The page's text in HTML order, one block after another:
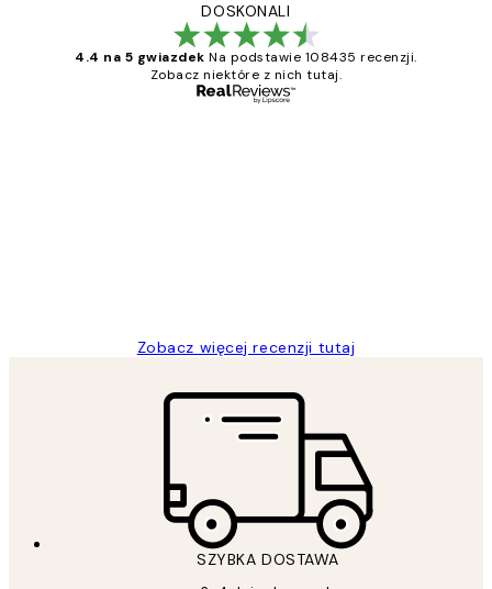
DOSKONALI
4.4 na 5 gwiazdek Na podstawie 108435 recenzji.
Zobacz niektóre z nich tutaj.
Zobacz więcej recenzji tutaj
SZYBKA DOSTAWA